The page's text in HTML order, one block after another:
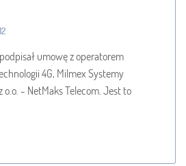
umowę z operatorem
4G, Milmex Systemy
o.o. - NetMaks Telecom. Jest to